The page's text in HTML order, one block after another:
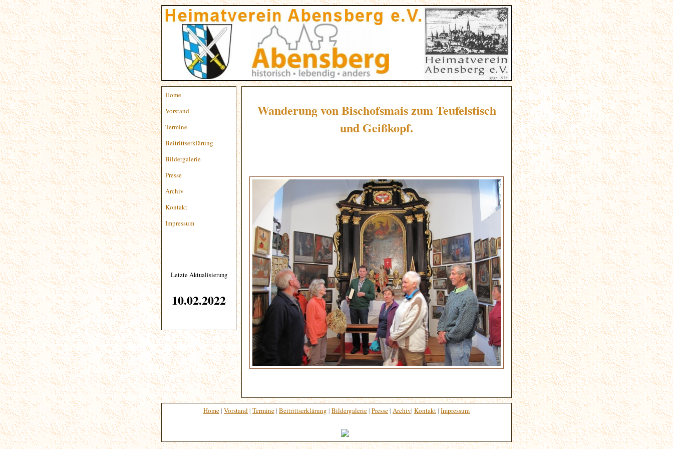
Home
Vorstand
Termine
Beitrittserklärung
Bildergalerie
Presse
Archiv
Kontakt
Impressum
Letzte Aktualisierung
10.02.2022
Wanderung von Bischofsmais zum Teufelstisch
und Geißkopf.
Home | Vorstand | Termine | Beitrittserklärung | Bildergalerie | Presse | Archiv| Kontakt | Impressum